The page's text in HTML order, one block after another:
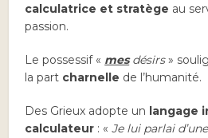
calculatrice et stratège au
passion.
Le possessif « mesdésirs»
la part charnelle de l’humanité.
Des Grieux adopte un langage
calculateur : «Je lui parlai